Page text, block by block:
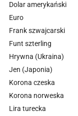
Dolar amerykański
Euro
Frank szwajcarski
Funt szterling
Hrywna (Ukraina)
Jen (Japonia)
Korona czeska
Korona norweska
Lira turecka